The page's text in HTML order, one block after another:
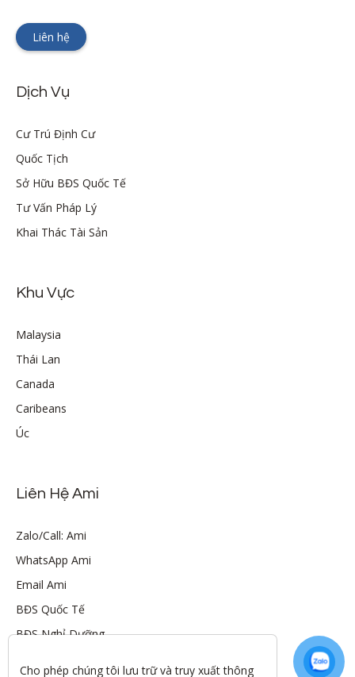
Liên hệ
Dịch Vụ
Cư Trú Định Cư
Quốc Tịch
Sở Hữu BĐS Quốc Tế
Tư Vấn Pháp Lý
Khai Thác Tài Sản
Khu Vực
Malaysia
Thái Lan
Canada
Caribeans
Úc
Liên Hệ Ami
Zalo/Call: Ami
WhatsApp Ami
Email Ami
BĐS Quốc Tế
BĐS Nghỉ Dưỡng
Cho phép chúng tôi lưu trữ và truy xuất thông